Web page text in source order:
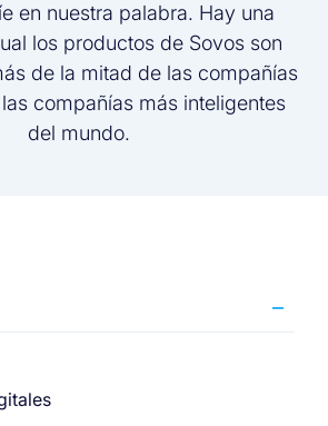
en nuestra palabra. Hay una
los productos de Sovos son
de la mitad de las compañías
compañías más inteligentes
del mundo.